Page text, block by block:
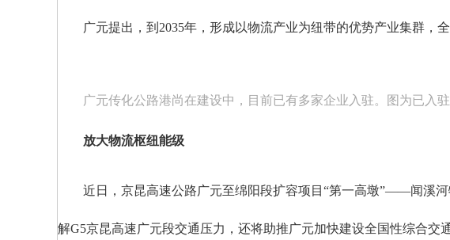
广元提出，到2035年，形成以物流产业为纽带的优势产业集群，
广元传化公路港尚在建设中，目前已有多家企业入驻。图为已入
放大物流枢纽能级
近日，京昆高速公路广元至绵阳段扩容项目“第一高墩”——闻溪
解G5京昆高速广元段交通压力，还将助推广元加快建设全国性综合交通